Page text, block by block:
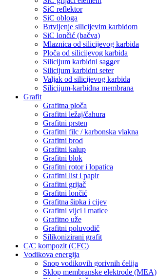
SiC reflektor
SiC obloga
Brtvljenje silicijevim karbidom
SiC lončić (bačva)
Mlaznica od silicijevog karbida
Ploča od silicijevog karbida
Silicijum karbidni sagger
Silicijum karbidni seter
Valjak od silicijevog karbida
Silicijum-karbidna membrana
Grafit
Grafitna ploča
Grafitni ležaj/čahura
Grafitni prsten
Grafitni filc / karbonska vlakna
Grafitni brod
Grafitni kalup
Grafitni blok
Grafitni rotor i lopatica
Grafitni list i papir
Grafitni grijač
Grafitni lončić
Grafitna šipka i cijev
Grafitni vijci i matice
Grafitno uže
Grafitni poluvodič
Silikonizirani grafit
C/C kompozit (CFC)
Vodikova energija
Snop vodikovih gorivnih ćelija
Sklop membranske elektrode (MEA)